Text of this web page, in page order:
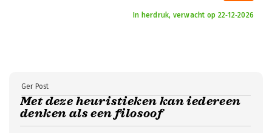
In herdruk, verwacht op 22‑12‑2026
Met deze heuristieken kan iedereen
denken als een filosoof
Ger Post